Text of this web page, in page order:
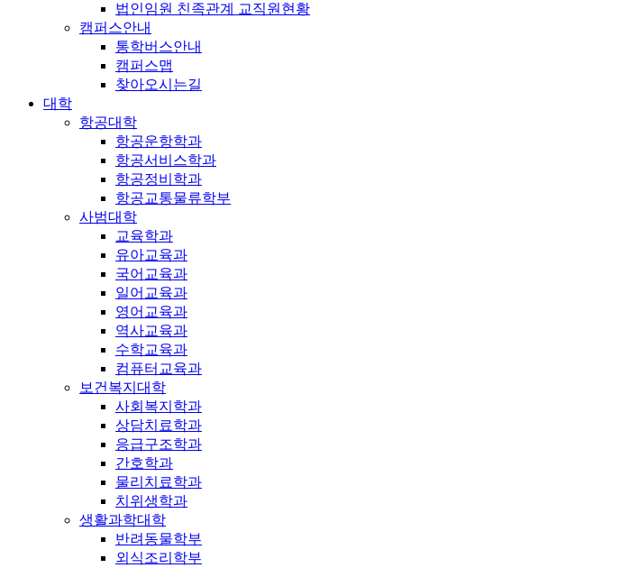
법인임원 친족관계 교직원현황
캠퍼스안내
통학버스안내
캠퍼스맵
찾아오시는길
대학
항공대학
항공운항학과
항공서비스학과
항공정비학과
항공교통물류학부
사범대학
교육학과
유아교육과
국어교육과
일어교육과
영어교육과
역사교육과
수학교육과
컴퓨터교육과
보건복지대학
사회복지학과
상담치료학과
응급구조학과
간호학과
물리치료학과
치위생학과
생활과학대학
반려동물학부
외식조리학부